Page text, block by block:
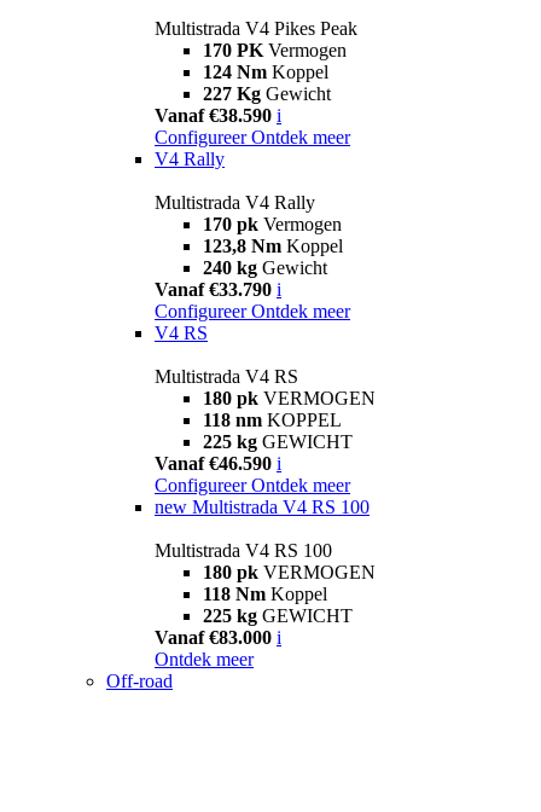
Multistrada V4 Pikes Peak
170 PK Vermogen
124 Nm Koppel
227 Kg Gewicht
Vanaf €38.590 i
Configureer Ontdek meer
V4 Rally
Multistrada V4 Rally
170 pk Vermogen
123,8 Nm Koppel
240 kg Gewicht
Vanaf €33.790 i
Configureer Ontdek meer
V4 RS
Multistrada V4 RS
180 pk VERMOGEN
118 nm KOPPEL
225 kg GEWICHT
Vanaf €46.590 i
Configureer Ontdek meer
new Multistrada V4 RS 100
Multistrada V4 RS 100
180 pk VERMOGEN
118 Nm Koppel
225 kg GEWICHT
Vanaf €83.000 i
Ontdek meer
Off-road